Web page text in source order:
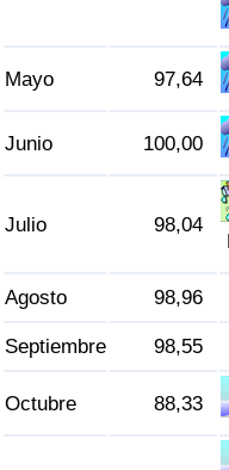
Mayo 97,64
Junio 100,00
Julio 98,04
Agosto 98,96
Septiembre 98,55
Octubre 88,33